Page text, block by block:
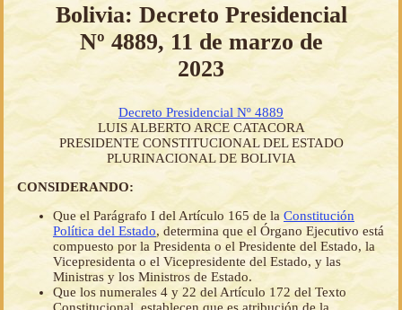
Bolivia: Decreto Presidencial
Nº 4889, 11 de marzo de
2023
Decreto Presidencial Nº 4889
LUIS ALBERTO ARCE CATACORA
PRESIDENTE CONSTITUCIONAL DEL ESTADO
PLURINACIONAL DE BOLIVIA
CONSIDERANDO:
Que el Parágrafo I del Artículo 165 de la Constitución
Política del Estado, determina que el Órgano Ejecutivo está
compuesto por la Presidenta o el Presidente del Estado, la
Vicepresidenta o el Vicepresidente del Estado, y las
Ministras y los Ministros de Estado.
Que los numerales 4 y 22 del Artículo 172 del Texto